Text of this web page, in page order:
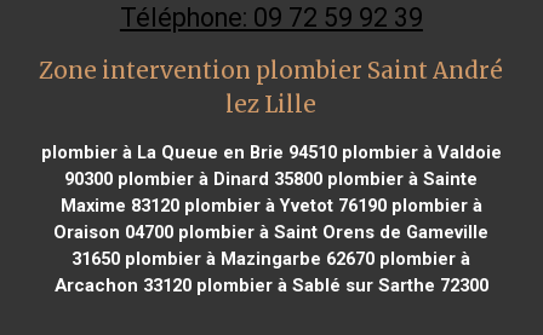
Téléphone: 09 72 59 92 39
Zone intervention plombier Saint André
lez Lille
plombier à La Queue en Brie 94510plombier à Valdoie
90300 plombier à Dinard 35800 plombier à Sainte
Maxime 83120plombier à Yvetot 76190plombier à
Oraison 04700 plombier à Saint Orens de Gameville
31650 plombier à Mazingarbe 62670 plombier à
Arcachon 33120plombier à Sablé sur Sarthe 72300